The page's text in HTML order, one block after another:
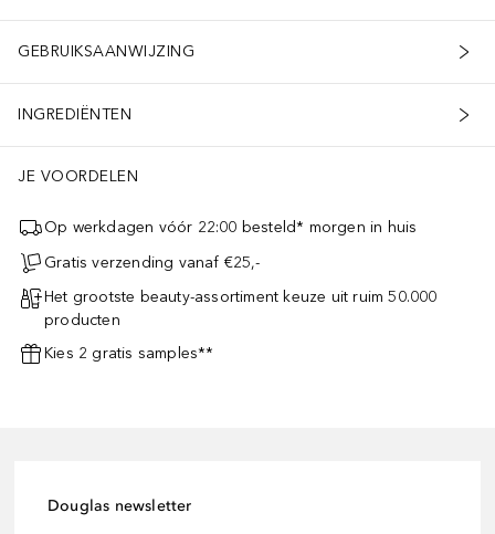
GEBRUIKSAANWIJZING
INGREDIËNTEN
JE VOORDELEN
Op werkdagen vóór 22:00 besteld* morgen in huis
Gratis verzending vanaf €25,-
Het grootste beauty-assortiment keuze uit ruim 50.000
producten
Kies 2 gratis samples**
Douglas newsletter